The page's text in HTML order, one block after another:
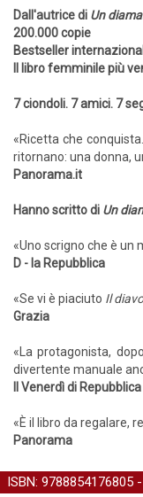
Dall'autrice di Un
200.000 copie
Bestseller
Il libro femminile più
7 ciondoli. 7 amici. 7
«Ricetta che
ritornano: una donna,
Panorama.it
Hanno scritto di Un
«Uno scrigno che è un
D - la Repubblica
«Se vi è piaciuto Il
Grazia
«La protagonista,
divertente manuale
Il Venerdì di Repubblica
«È il libro da regalare,
Panorama
ISBN: 9788854176805